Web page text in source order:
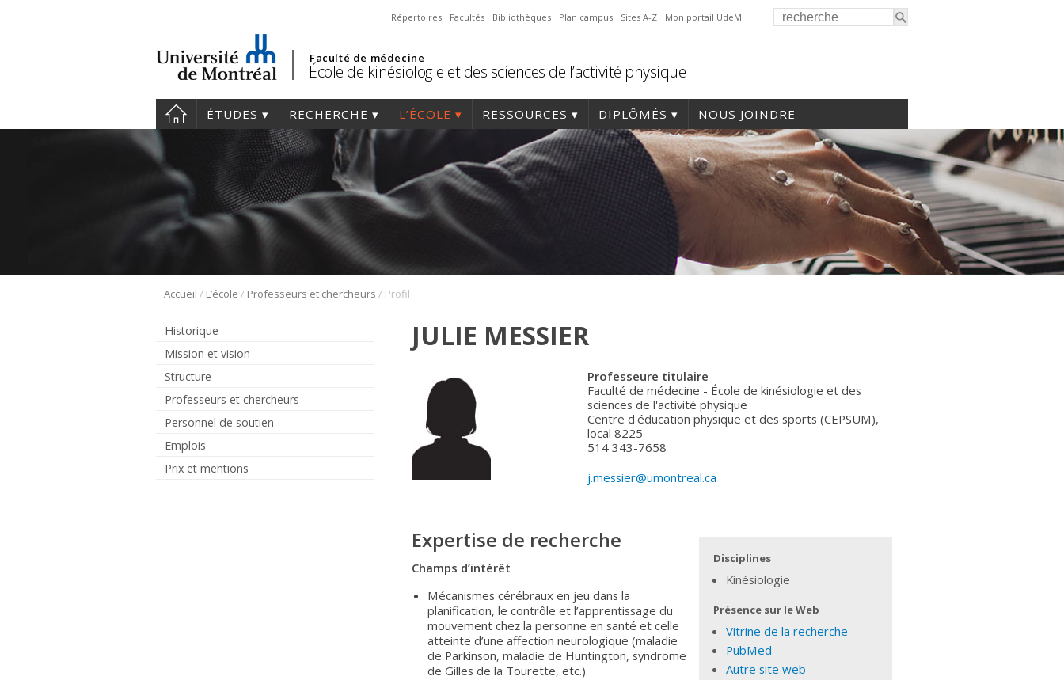
Répertoires Facultés Bibliothèques Plan campus Sites A-Z Mon portail UdeM
Faculté de médecine
École de kinésiologie et des sciences de l’activité physique
ÉTUDES RECHERCHE L’ÉCOLE RESSOURCES DIPLÔMÉS NOUS JOINDRE
Accueil / L’école / Professeurs et chercheurs / Profil
Historique
Mission et vision
Structure
Professeurs et chercheurs
Personnel de soutien
Emplois
Prix et mentions
JULIE MESSIER
Professeure titulaire
Faculté de médecine - École de kinésiologie et des
sciences de l'activité physique
Centre d'éducation physique et des sports (CEPSUM),
local 8225
514 343-7658
j.messier@umontreal.ca
Disciplines
Kinésiologie
Présence sur le Web
Vitrine de la recherche
PubMed
Autre site web
Expertise de recherche
Champs d’intérêt
Mécanismes cérébraux en jeu dans la
planification, le contrôle et l’apprentissage du
mouvement chez la personne en santé et celle
atteinte d’une affection neurologique (maladie
de Parkinson, maladie de Huntington, syndrome
de Gilles de la Tourette, etc.)